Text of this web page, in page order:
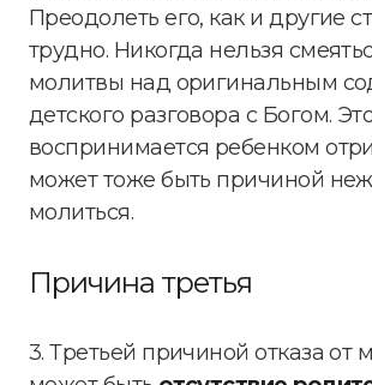
Преодолеть его, как и другие
трудно. Никогда нельзя
молитвы над оригинальным
детского разговора с Богом.
воспринимается ребенком
может тоже быть причиной
молиться.
Причина третья
3. Третьей причиной отказа от